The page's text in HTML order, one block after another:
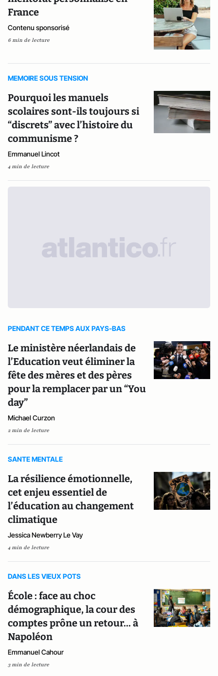
France
Contenu sponsorisé
6 min de lecture
MEMOIRE SOUS TENSION
Pourquoi les manuels
scolaires sont-ils toujours si
“discrets” avec l’histoire du
communisme ?
Emmanuel Lincot
4 min de lecture
PENDANT CE TEMPS AUX PAYS-BAS
Le ministère néerlandais de
l’Education veut éliminer la
fête des mères et des pères
pour la remplacer par un “You
day”
Michael Curzon
2 min de lecture
SANTE MENTALE
La résilience émotionnelle,
cet enjeu essentiel de
l’éducation au changement
climatique
Jessica Newberry Le Vay
4 min de lecture
DANS LES VIEUX POTS
École : face au choc
démographique, la cour des
comptes prône un retour... à
Napoléon
Emmanuel Cahour
3 min de lecture